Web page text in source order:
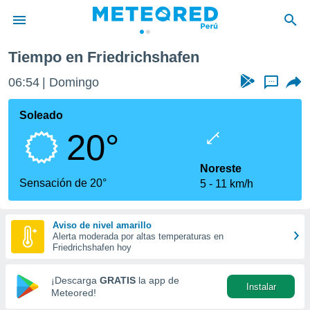
de
ha sido
calidad.
a este
las
y
forma
digital
basada
Tiempo en Friedrichshafen
06:55 Domingo ...
Soleado
20°
Sensación de 20°
Noreste
5
11 km/h
Aviso de nivel amarillo
Alerta moderada por altas temperaturas en
Friedrichshafen hoy
¡Descarga GRATIS la app de
Meteored!
Instalar